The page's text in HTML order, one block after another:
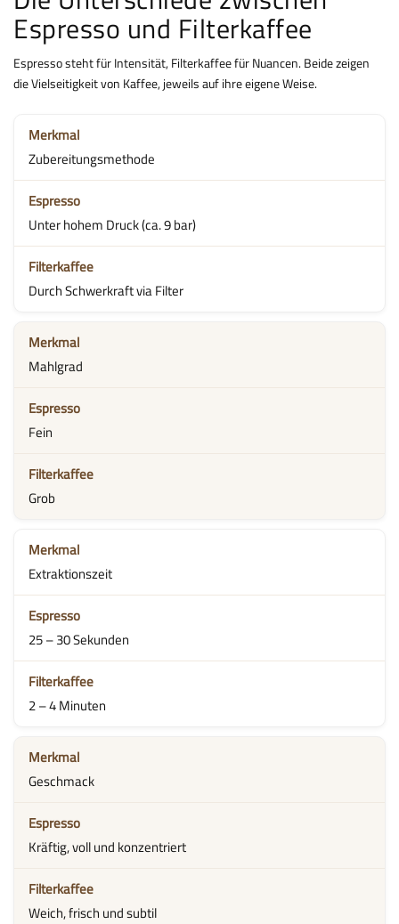
Espresso und Filterkaffee
Espresso steht für Intensität, Filterkaffee für Nuancen. Beide zeigen
die Vielseitigkeit von Kaffee, jeweils auf ihre eigene Weise.
Zubereitungsmethode
Unter hohem Druck (ca. 9 bar)
Durch Schwerkraft via Filter
Mahlgrad
Fein
Grob
Extraktionszeit
25 – 30 Sekunden
2 – 4 Minuten
Geschmack
Kräftig, voll und konzentriert
Weich, frisch und subtil